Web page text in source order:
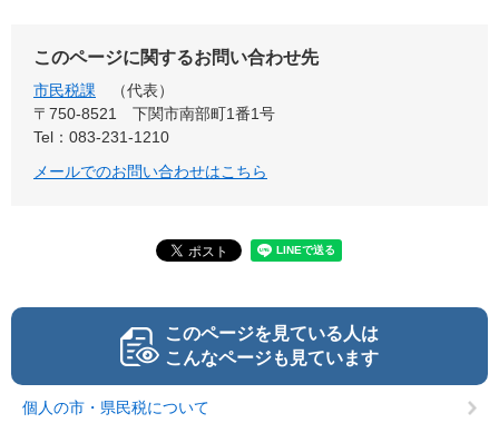
このページに関するお問い合わせ先
市民税課
代表
〒750-8521
下関市南部町1番1号
Tel：083-231-1210
メールでのお問い合わせはこちら
このページを見ている人は
こんなページも見ています
個人の市・県民税について